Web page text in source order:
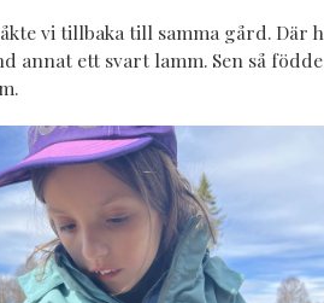
vi tillbaka till samma gård. Där
annat ett svart lamm. Sen så